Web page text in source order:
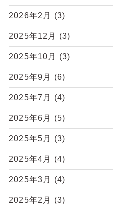
2026年2月 (3)
2025年12月 (3)
2025年10月 (3)
2025年9月 (6)
2025年7月 (4)
2025年6月 (5)
2025年5月 (3)
2025年4月 (4)
2025年3月 (4)
2025年2月 (3)